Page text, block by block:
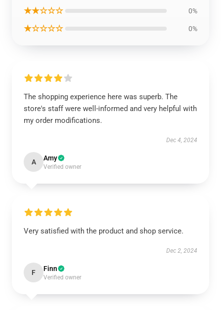
★★☆☆☆ 0%
★☆☆☆☆ 0%
The shopping experience here was superb. The
store's staff were well-informed and very helpful with
my order modifications.
Dec 4, 2024
A Amy
Verified owner
Very satisfied with the product and shop service.
Dec 2, 2024
F Finn
Verified owner